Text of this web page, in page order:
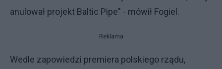
anulował projekt Baltic Pipe" - mówił Fogiel.
Reklama
Wedle zapowiedzi premiera polskiego rządu,